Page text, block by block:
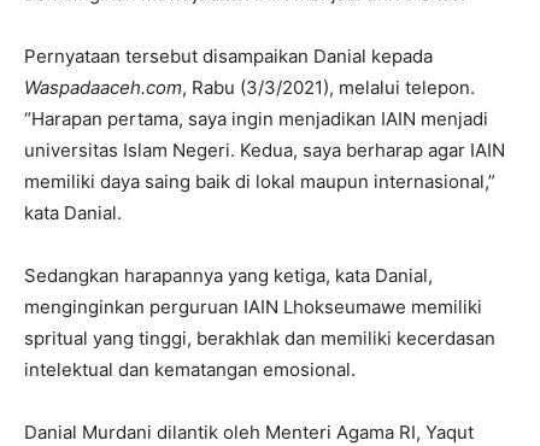
Pernyataan tersebut disampaikan Danial kepada
Waspadaaceh.com, Rabu (3/3/2021), melalui telepon.
“Harapan pertama, saya ingin menjadikan IAIN menjadi
universitas Islam Negeri. Kedua, saya berharap agar IAIN
memiliki daya saing baik di lokal maupun internasional,”
kata Danial.
Sedangkan harapannya yang ketiga, kata Danial,
menginginkan perguruan IAIN Lhokseumawe memiliki
spritual yang tinggi, berakhlak dan memiliki kecerdasan
intelektual dan kematangan emosional.
Danial Murdani dilantik oleh Menteri Agama RI, Yaqut